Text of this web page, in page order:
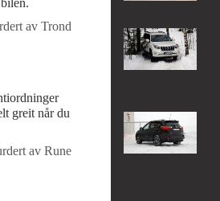
av Trond
greit når du
av Rune